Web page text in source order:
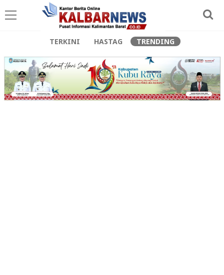
TERKINI HASTAG TRENDING